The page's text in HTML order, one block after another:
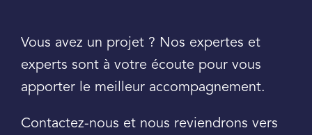
Vous avez un projet ? Nos expertes et
experts sont à votre écoute pour vous
apporter le meilleur accompagnement.
Contactez-nous et nous reviendrons vers